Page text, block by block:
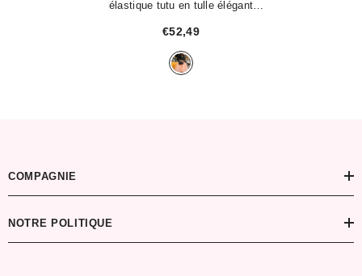
élastique tutu en tulle élégant
€52,49
COMPAGNIE
NOTRE POLITIQUE